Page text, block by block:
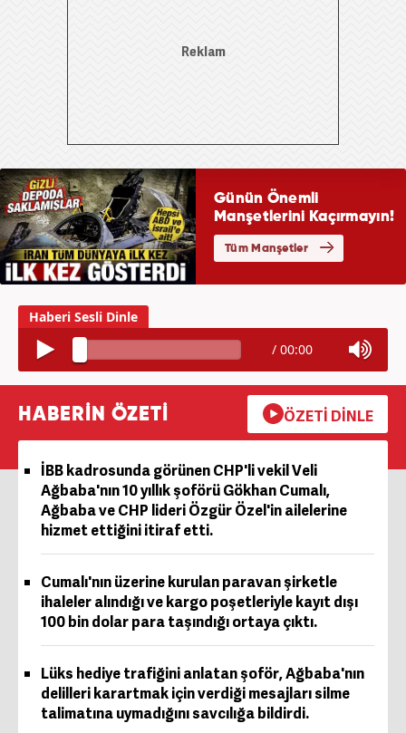
/ 00:00
HABERİN ÖZETİ ÖZETİ DİNLE
İBB kadrosunda görünen CHP'li vekil Veli
Ağbaba'nın 10 yıllık şoförü Gökhan Cumalı,
Ağbaba ve CHP lideri Özgür Özel'in ailelerine
hizmet ettiğini itiraf etti.
Cumalı'nın üzerine kurulan paravan şirketle
ihaleler alındığı ve kargo poşetleriyle kayıt dışı
100 bin dolar para taşındığı ortaya çıktı.
Lüks hediye trafiğini anlatan şoför, Ağbaba'nın
delilleri karartmak için verdiği mesajları silme
talimatına uymadığını savcılığa bildirdi.